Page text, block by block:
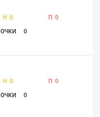
Н 0 П 0
ОЧКИ 0
Н 0 П 0
ОЧКИ 0